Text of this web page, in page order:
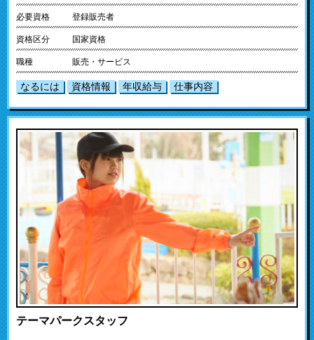
必要資格 登録販売者
資格区分 国家資格
職種 販売・サービス
なるには 資格情報 年収給与 仕事内容
テーマパークスタッフ